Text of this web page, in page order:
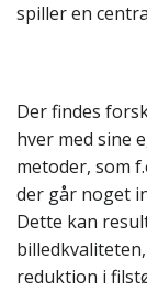
spiller en
Der findes
hver med sine
metoder, som
der går noget
Dette kan
reduktion i